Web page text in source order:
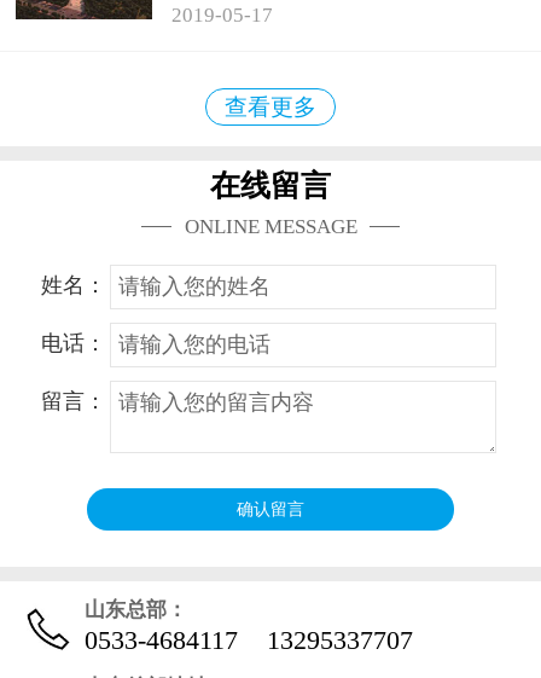
2019-05-17
查看更多
在线留言
ONLINE MESSAGE
姓名：
电话：
留言：
山东总部：
0533-4684117 13295337707